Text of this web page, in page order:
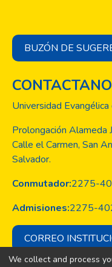
BUZÓN DE
Universidad
Prolongación Alameda
Calle el Carmen, San
Salvador.
Conmutador:2275-
Admisiones:2275-
CORREO
We collect and process